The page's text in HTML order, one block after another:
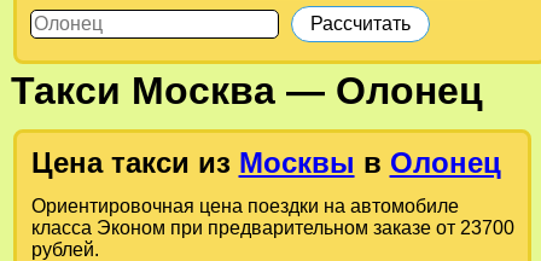
Такси Москва— Олонец
Цена такси из Москвы в Олонец
Ориентировочная цена поездки на автомобиле
класса Эконом при предварительном заказе от 23700
рублей.